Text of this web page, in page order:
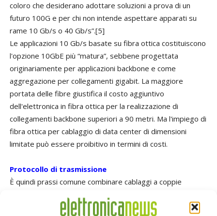
coloro che desiderano adottare soluzioni a prova di un
futuro 100G e per chi non intende aspettare apparati su
rame 10 Gb/s o 40 Gb/s”.[5]
Le applicazioni 10 Gb/s basate su fibra ottica costituiscono
l'opzione 10GbE più “matura”, sebbene progettata
originariamente per applicazioni backbone e come
aggregazione per collegamenti gigabit. La maggiore
portata delle fibre giustifica il costo aggiuntivo
dell'elettronica in fibra ottica per la realizzazione di
collegamenti backbone superiori a 90 metri. Ma l'impiego di
fibra ottica per cablaggio di data center di dimensioni
limitate può essere proibitivo in termini di costi.
Protocollo di trasmissione
È quindi prassi comune combinare cablaggi a coppie
protocollo trasmissivo su fibra ottica 10GbE è il 10GBASE-